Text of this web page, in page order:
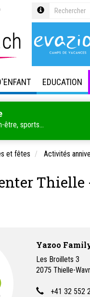
EDUCATION
être, sports...
et fêtes Activités
Thielle
Yazoo
Les Broillets 3
2075 Thielle-
+41 32 552